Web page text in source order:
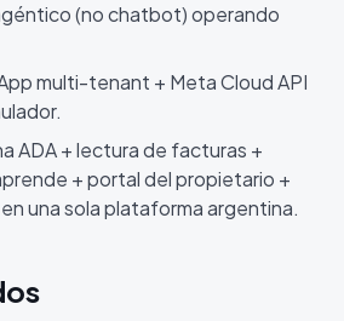
(no chatbot) operando
multi-tenant + Meta Cloud API
ADA + lectura de facturas +
+ portal del propietario +
una sola plataforma argentina.